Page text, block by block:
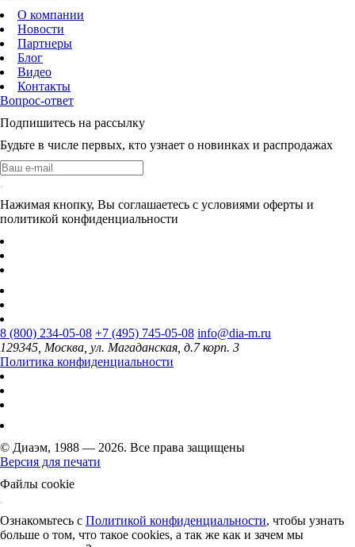
О компании
Новости
Партнеры
Блог
Видео
Контакты
Вопрос-ответ
Подпишитесь на рассылку
Будьте в числе первых, кто узнает о новинках и распродажах
Нажимая кнопку, Вы соглашаетесь с условиями оферты и
политикой конфиденциальности
8 (800) 234-05-08 +7 (495) 745-05-08 info@dia-m.ru
129345, Москва, ул. Магаданская, д.7 корп. 3
Политика конфиденциальности
© Диаэм, 1988 — 2026. Все права защищены
Версия для печати
Файлы cookie
Ознакомьтесь с Политикой конфиденциальности, чтобы узнать
больше о том, что такое cookies, а так же как и зачем мы